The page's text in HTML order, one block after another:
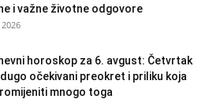
i važne životne odgovore
horoskop za 6. avgust: Četvrtak
očekivani preokret i priliku koja
mnogo toga